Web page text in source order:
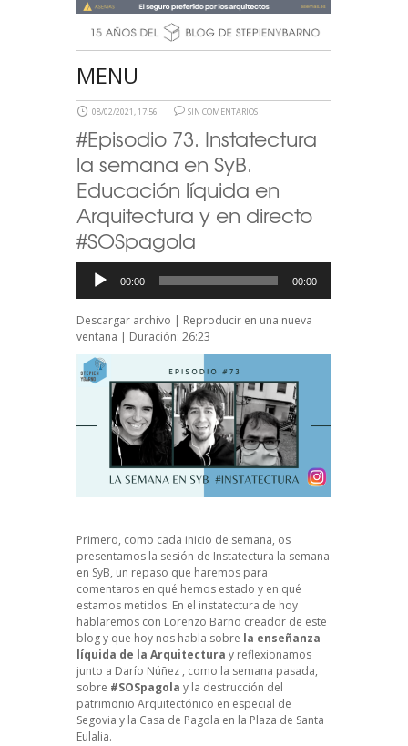
MENU
08/02/2021, 17:56 SIN COMENTARIOS
#Episodio 73. Instatectura
la semana en SyB.
Educación líquida en
Arquitectura y en directo
#SOSpagola
Reproductor
audio
00:00 00:00
Descargar archivo | Reproducir en una nueva
ventana | Duración: 26:23
Primero, como cada inicio de semana, os
presentamos la sesión de Instatectura la semana
en SyB, un repaso que haremos para
comentaros en qué hemos estado y en qué
estamos metidos. En el instatectura de hoy
hablaremos con Lorenzo Barno creador de este
blog y que hoy nos habla sobre la enseñanza
líquida de la Arquitectura y reflexionamos
junto a Darío Núñez , como la semana pasada,
sobre #SOSpagola y la destrucción del
patrimonio Arquitectónico en especial de
Segovia y la Casa de Pagola en la Plaza de Santa
Eulalia.